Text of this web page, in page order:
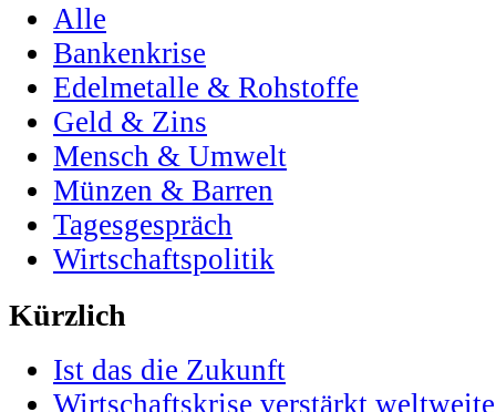
Alle
Bankenkrise
Edelmetalle & Rohstoffe
Geld & Zins
Mensch & Umwelt
Münzen & Barren
Tagesgespräch
Wirtschaftspolitik
Kürzlich
Ist das die Zukunft
Wirtschaftskrise verstärkt